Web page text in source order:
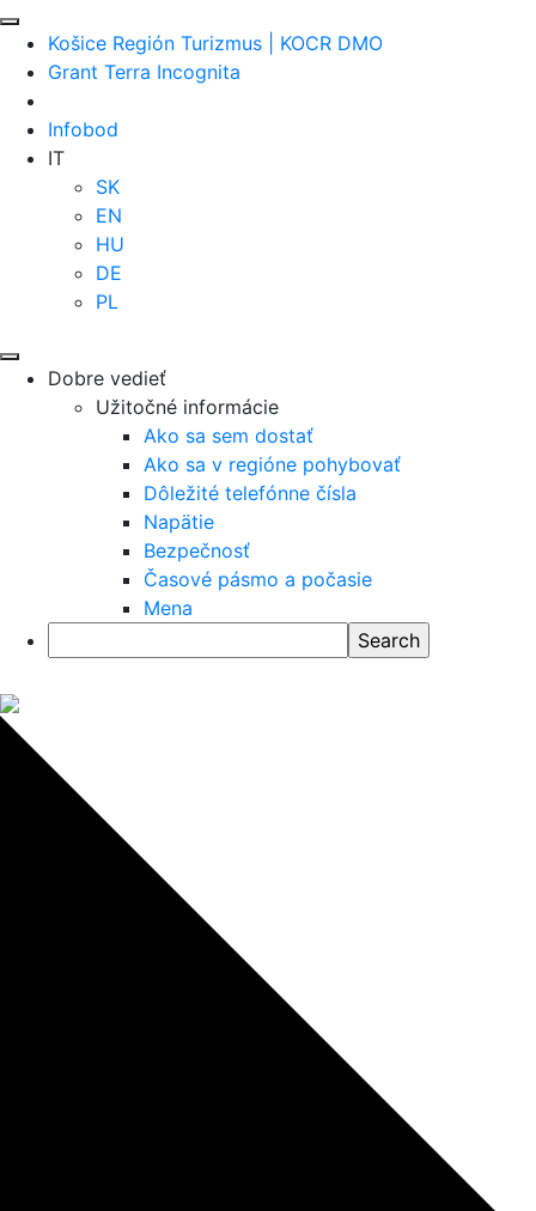
Košice Región Turizmus | KOCR DMO
Grant Terra Incognita
Infobod
IT
SK
EN
HU
DE
PL
Dobre vedieť
Užitočné informácie
Ako sa sem dostať
Ako sa v regióne pohybovať
Dôležité telefónne čísla
Napätie
Bezpečnosť
Časové pásmo a počasie
Mena